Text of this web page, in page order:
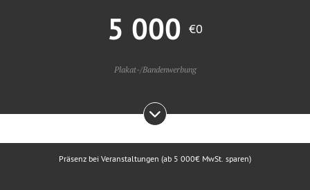
5 000 €0
Plakat-/Bandenwerbung
Präsenz bei Veranstaltungen (ab 5 000€ MwSt. sparen)